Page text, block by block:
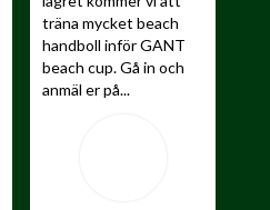
träna mycket beach
handboll inför GANT
beach cup. Gå in och
anmäl er på...